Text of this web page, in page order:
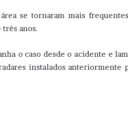
se tornaram mais
anos.
o caso desde o acidente e
instalados anteriormente